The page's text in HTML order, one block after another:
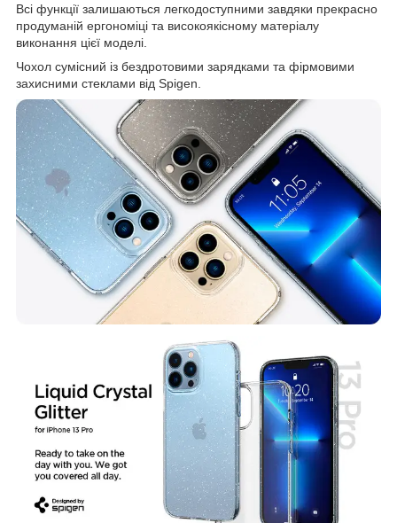
Всі функції залишаються легкодоступними завдяки прекрасно
продуманій ергономіці та високоякісному матеріалу
виконання цієї моделі.
Чохол сумісний із бездротовими зарядками та фірмовими
захисними стеклами від Spigen.